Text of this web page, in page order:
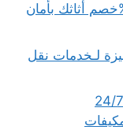
عفش من جدة الى الرياض بـ35%خصم أثاثك بأمان
لـخدمات نقل
شراء مكيفات مستعمله بالرياض متاح 24/7